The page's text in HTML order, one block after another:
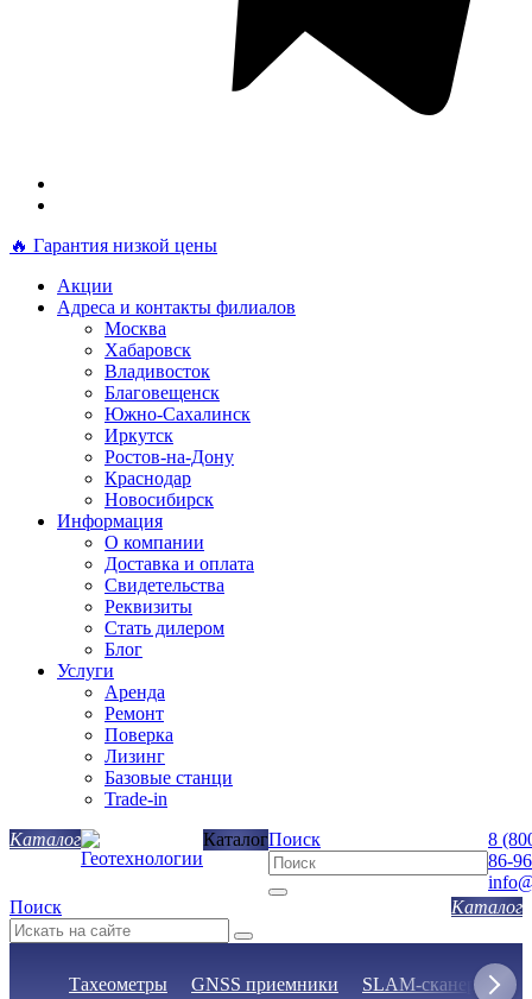
🔥 Гарантия низкой цены
Акции
Адреса и контакты филиалов
Москва
Хабаровск
Владивосток
Благовещенск
Южно-Сахалинск
Иркутск
Ростов-на-Дону
Краснодар
Новосибирск
Информация
О компании
Доставка и оплата
Свидетельства
Реквизиты
Стать дилером
Блог
Услуги
Аренда
Ремонт
Поверка
Лизинг
Базовые станци
Trade-in
КаталогПоиск
8
86-96
Поиск
Тахеометры GNSS приемники SLAM-сканеры